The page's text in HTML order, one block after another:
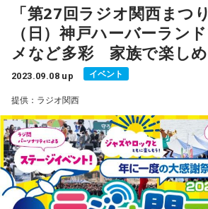
しばステッカープレゼント、土曜日バー
も残り僅か。
きょうは終始ご機嫌だったしばんちゃん
も指摘されており、どうやらこのあと楽
るとのことでした。
番組後半にスタッフにインスタントコー
願いすることがあるのですが、きょうは
入れちゃうぅぅ～～」と謎のリズムでの
今思えば前番組の「菊池桃子のライオン
重藤「えっ、値段をとるの！？あっ、そ
だ！！ビジネスなんですか？」
「ビジネスです。アイドルは
甲斐「アイドル側にそのお金が入ってい
すけど、わたしは1枚500円でした」
重藤「それは相場なんですか？」
ブルボンヌ「人によって違うよね、きっ
春日萌花
「スタートはプロレスラーで
って、アニメ好きが並行して、そこに気
て、いま古墳マニア、という。これは埼
よ」
山根「埼玉は古墳、多いですからね」
春日「それもあるし『埼玉』の由来にも
ね。埼玉県行田市に『さきたま古墳群』
そこから『埼玉』！」
「第27回ラジオ関西まつ
（日）神戸ハーバーラン
メなど多彩 家族で楽し
2023.09.08 up イベント
提供：ラジオ関西